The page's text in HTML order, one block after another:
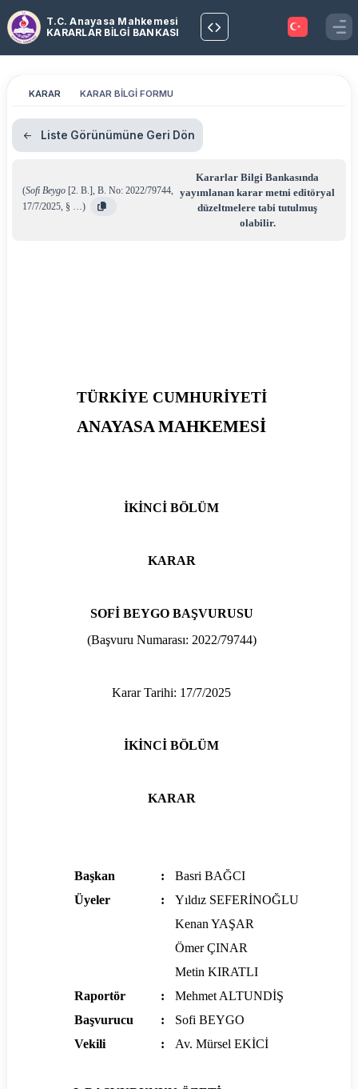
T.C. Anayasa Mahkemesi
KARARLAR BİLGİ BANKASI
KARAR KARAR BİLGİ FORMU
Liste Görünümüne Geri Dön
(Sofi Beygo [2. B.], B. No: 2022/79744,
17/7/2025, § …)
Kararlar Bilgi Bankasında
yayımlanan karar metni editöryal
düzeltmelere tabi tutulmuş
olabilir.